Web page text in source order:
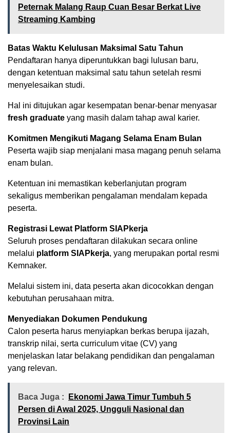
Peternak Malang Raup Cuan Besar Berkat Live
Streaming Kambing
Batas Waktu Kelulusan Maksimal Satu Tahun
Pendaftaran hanya diperuntukkan bagi lulusan baru,
dengan ketentuan maksimal satu tahun setelah resmi
menyelesaikan studi.
Hal ini ditujukan agar kesempatan benar-benar menyasar
fresh graduate yang masih dalam tahap awal karier.
Komitmen Mengikuti Magang Selama Enam Bulan
Peserta wajib siap menjalani masa magang penuh selama
enam bulan.
Ketentuan ini memastikan keberlanjutan program
sekaligus memberikan pengalaman mendalam kepada
peserta.
Registrasi Lewat Platform SIAPkerja
Seluruh proses pendaftaran dilakukan secara online
melalui platform SIAPkerja, yang merupakan portal resmi
Kemnaker.
Melalui sistem ini, data peserta akan dicocokkan dengan
kebutuhan perusahaan mitra.
Menyediakan Dokumen Pendukung
Calon peserta harus menyiapkan berkas berupa ijazah,
transkrip nilai, serta curriculum vitae (CV) yang
menjelaskan latar belakang pendidikan dan pengalaman
yang relevan.
Baca Juga :
Ekonomi Jawa Timur Tumbuh 5
Persen di Awal 2025, Ungguli Nasional dan
Provinsi Lain